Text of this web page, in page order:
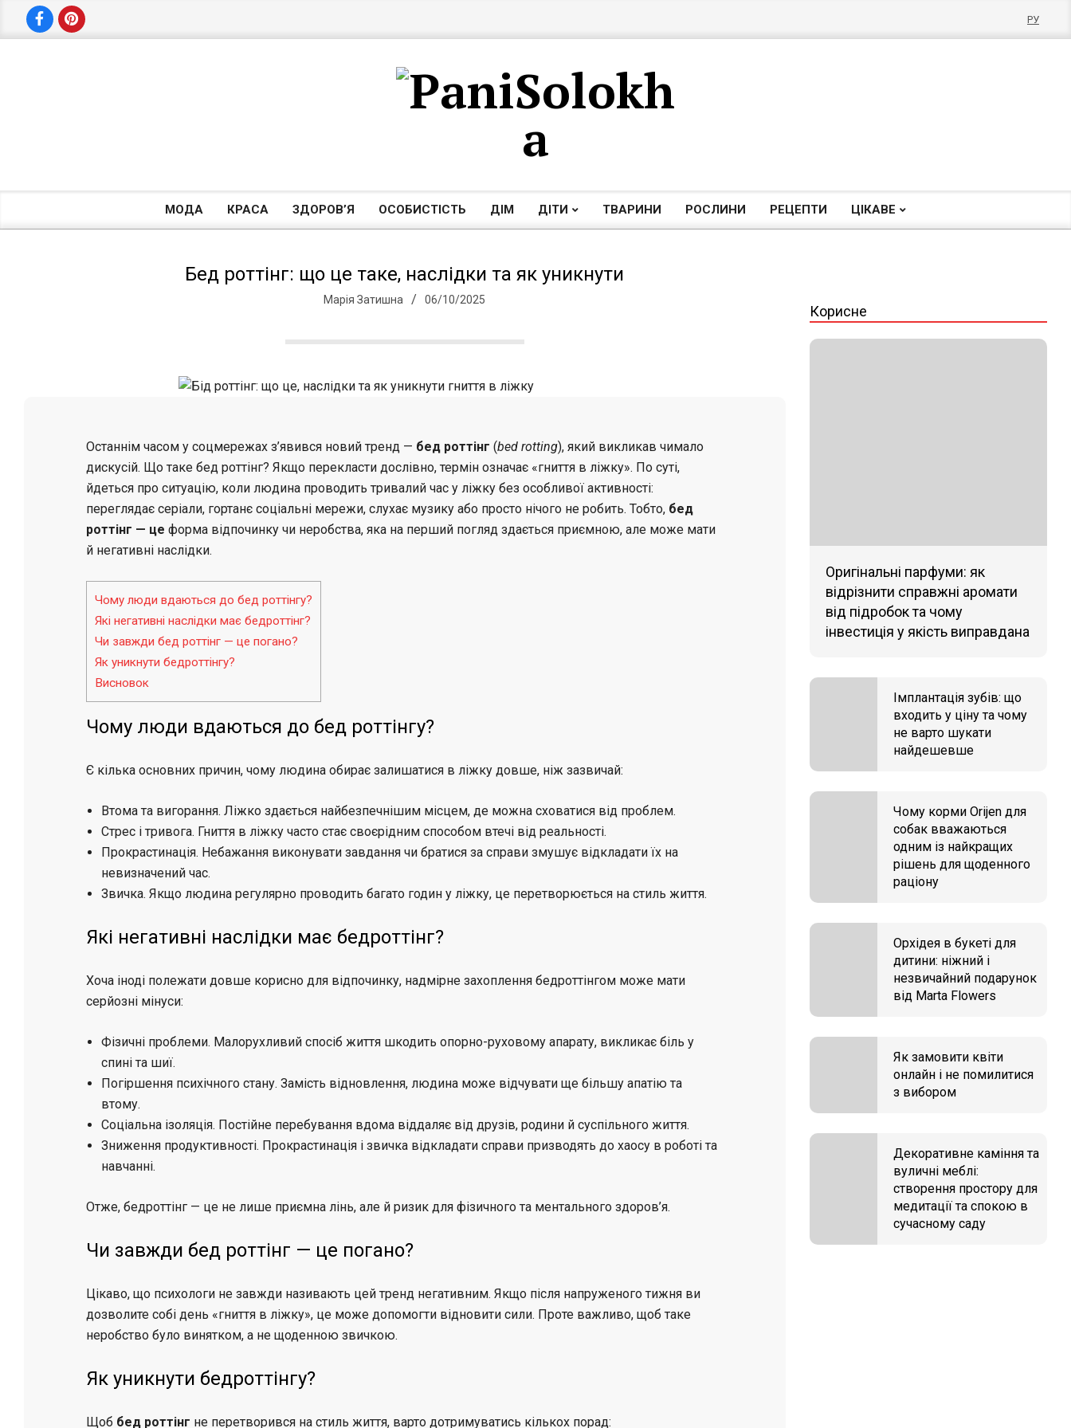
РУ
а
н
С
о
л
о
Primary
МОДА КРАСА ЗДОРОВ’Я ОСОБИСТІСТЬ ДІМ ДІТИ ТВАРИНИ РОСЛИНИ РЕЦЕПТИ ЦІКАВЕ
Бед роттінг: що це таке, наслідки та як уникнути
Марія Затишна 06/10/2025
Останнім часом у соцмережах з’явився новий тренд — бед роттінг (bed rotting), який викликав чимало
дискусій. Що таке бед роттінг? Якщо перекласти дослівно, термін означає «гниття в ліжку». По суті,
йдеться про ситуацію, коли людина проводить тривалий час у ліжку без особливої активності:
переглядає серіали, гортанє соціальні мережи, слухає музику або просто нічого не робить. Тобто, бед
роттінг — це форма відпочинку чи неробства, яка на перший погляд здається приємною, але може мати
й негативні наслідки.
Чому люди вдаються до бед роттінгу?
Які негативні наслідки має бедроттінг?
Чи завжди бед роттінг — це погано?
Як уникнути бедроттінгу?
Висновок
Чому люди вдаються до бед роттінгу?
Є кілька основних причин, чому людина обирає залишатися в ліжку довше, ніж зазвичай:
Втома та вигорання. Ліжко здається найбезпечнішим місцем, де можна сховатися від проблем.
Стрес і тривога. Гниття в ліжку часто стає своєрідним способом втечі від реальності.
Прокрастинація. Небажання виконувати завдання чи братися за справи змушує відкладати їх на
невизначений час.
Звичка. Якщо людина регулярно проводить багато годин у ліжку, це перетворюється на стиль життя.
Які негативні наслідки має бедроттінг?
Хоча іноді полежати довше корисно для відпочинку, надмірне захоплення бедроттінгом може мати
серйозні мінуси:
Фізичні проблеми. Малорухливий спосіб життя шкодить опорно-руховому апарату, викликає біль у
спині та шиї.
Погіршення психічного стану. Замість відновлення, людина може відчувати ще більшу апатію та
втому.
Соціальна ізоляція. Постійне перебування вдома віддаляє від друзів, родини й суспільного життя.
Зниження продуктивності. Прокрастинація і звичка відкладати справи призводять до хаосу в роботі та
навчанні.
Отже, бедроттінг — це не лише приємна лінь, але й ризик для фізичного та ментального здоров’я.
Чи завжди бед роттінг — це погано?
Цікаво, що психологи не завжди називають цей тренд негативним. Якщо після напруженого тижня ви
дозволите собі день «гниття в ліжку», це може допомогти відновити сили. Проте важливо, щоб таке
неробство було винятком, а не щоденною звичкою.
Як уникнути бедроттінгу?
Щоб бед роттінг не перетворився на стиль життя, варто дотримуватись кількох порад:
Корисне
Оригінальні парфуми: як
відрізнити справжні аромати
від підробок та чому
інвестиція у якість виправдана
Імплантація зубів: що
входить у ціну та чому
не варто шукати
найдешевше
Чому корми Orijen для
собак вважаються
одним із найкращих
рішень для щоденного
раціону
Орхідея в букеті для
дитини: ніжний і
незвичайний подарунок
від Marta Flowers
Як замовити квіти
онлайн і не помилитися
з вибором
Декоративне каміння та
вуличні меблі:
створення простору для
медитації та спокою в
сучасному саду